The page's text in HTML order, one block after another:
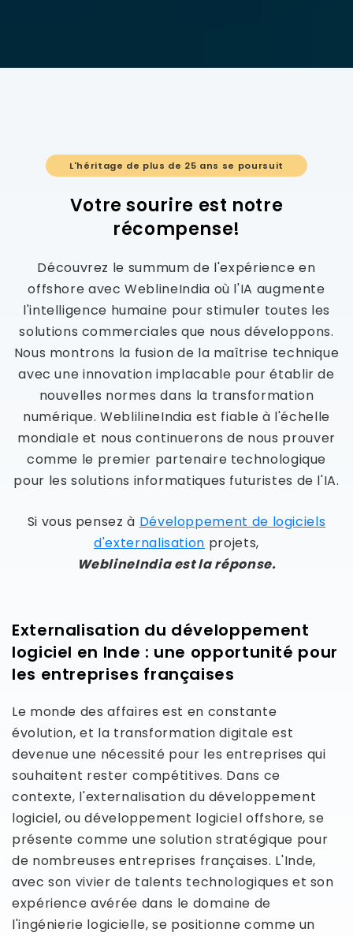
L'héritage de plus de 25 ans se poursuit
Votre sourire est notre
récompense!
Découvrez le summum de l'expérience en
offshore avec WeblineIndia où l'IA augmente
l'intelligence humaine pour stimuler toutes les
solutions commerciales que nous développons.
Nous montrons la fusion de la maîtrise technique
avec une innovation implacable pour établir de
nouvelles normes dans la transformation
numérique. WeblilineIndia est fiable à l'échelle
mondiale et nous continuerons de nous prouver
comme le premier partenaire technologique
pour les solutions informatiques futuristes de l'IA.
Si vous pensez à Développement de logiciels
d'externalisation projets,
WeblineIndia est la réponse.
Externalisation du développement
logiciel en Inde : une opportunité pour
les entreprises françaises
Le monde des affaires est en constante
évolution, et la transformation digitale est
devenue une nécessité pour les entreprises qui
souhaitent rester compétitives. Dans ce
contexte, l'externalisation du développement
logiciel, ou développement logiciel offshore, se
présente comme une solution stratégique pour
de nombreuses entreprises françaises. L'Inde,
avec son vivier de talents technologiques et son
expérience avérée dans le domaine de
l'ingénierie logicielle, se positionne comme un